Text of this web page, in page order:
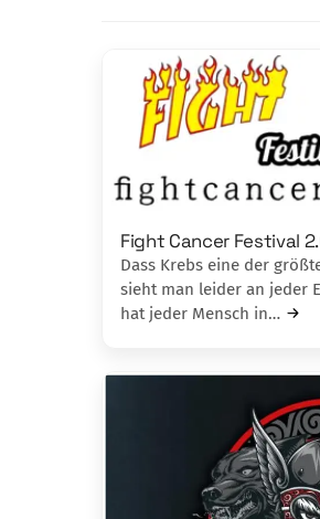
Fight Cancer Festival
Dass Krebs eine der
sieht man leider an jeder
hat jeder Mensch in…